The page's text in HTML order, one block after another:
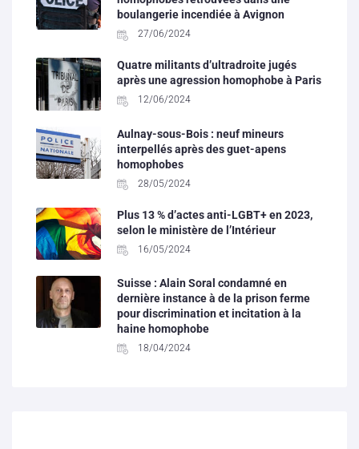
boulangerie incendiée à Avignon
27/06/2024
Quatre militants d’ultradroite jugés
après une agression homophobe à Paris
12/06/2024
Aulnay-sous-Bois : neuf mineurs
interpellés après des guet-apens
homophobes
28/05/2024
Plus 13 % d’actes anti-LGBT+ en 2023,
selon le ministère de l’Intérieur
16/05/2024
Suisse : Alain Soral condamné en
dernière instance à de la prison ferme
pour discrimination et incitation à la
haine homophobe
18/04/2024